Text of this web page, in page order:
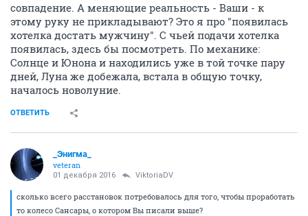
совпадение. А меняющие реальность - Ваши - к
этому руку не прикладывают? Это я про "появилась
хотелка достать мужчину". С чьей подачи хотелка
появилась, здесь бы посмотреть. По механике:
Солнце и Юнона и находились уже в той точке пару
дней, Луна же добежала, встала в общую точку,
началось новолуние.
ОТВЕТИТЬ
_Энигма_
veteran
01 декабря 2016 ViktoriaDV
сколько всего расстановок потребовалось для того, чтобы проработать
то колесо Сансары, о котором Вы писали выше?